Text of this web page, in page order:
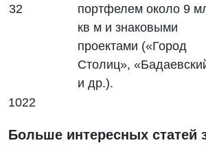
32
портфелем около 9
кв м и знаковыми
проектами («Город
Столиц»,
и др.).
1022
Больше интересных статей